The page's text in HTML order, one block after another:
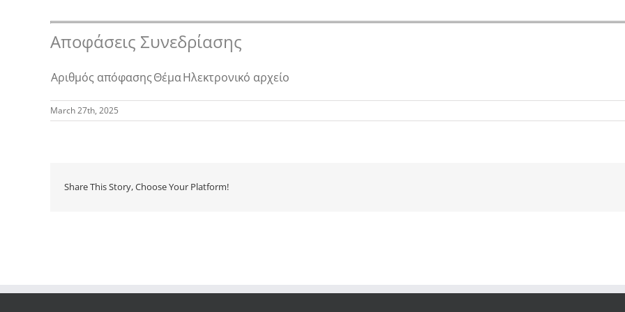
Αποφάσεις Συνεδρίασης
Αριθμός απόφασηςΘέμαΗλεκτρονικό αρχείο
March 27th, 2025
Share This Story, Choose Your Platform!